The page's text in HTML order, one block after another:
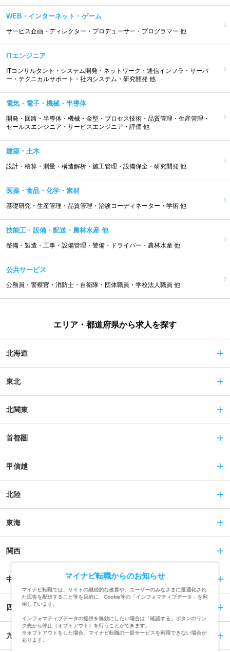
WEB・インターネット・ゲーム
サービス企画・ディレクター・プロデューサー・プログラマー 他
ITエンジニア
ITコンサルタント・システム開発・ネットワーク・通信インフラ・サーバ
ー・テクニカルサポート・社内システム・研究開発 他
電気・電子・機械・半導体
開発・回路・半導体・機械・金型・プロセス技術・品質管理・生産管理・
セールスエンジニア・サービスエンジニア・評価 他
建築・土木
設計・積算・測量・構造解析・施工管理・設備保全・研究開発 他
医薬・食品・化学・素材
基礎研究・生産管理・品質管理・治験コーディネーター・学術 他
技能工・設備・配送・農林水産 他
整備・製造・工事・設備管理・警備・ドライバー・農林水産 他
公共サービス
公務員・警察官・消防士・自衛隊・団体職員・学校法人職員 他
エリア・都道府県から求人を探す
北海道
東北
北関東
首都圏
甲信越
北陸
東海
関西
中国
四国
九州
マイナビ転職からのお知らせ
マイナビ転職では、サイトの継続的な改善や、ユーザーのみなさまに最適化され
た広告を配信すること等を目的に、Cookie等の「インフォマティブデータ」を利
用しています。
インフォマティブデータの提供を無効にしたい場合は「確認する」ボタンのリン
ク先から停止（オプトアウト）を行うことができます。
※オプトアウトをした場合、マイナビ転職の一部サービスを利用できない場合が
あります。